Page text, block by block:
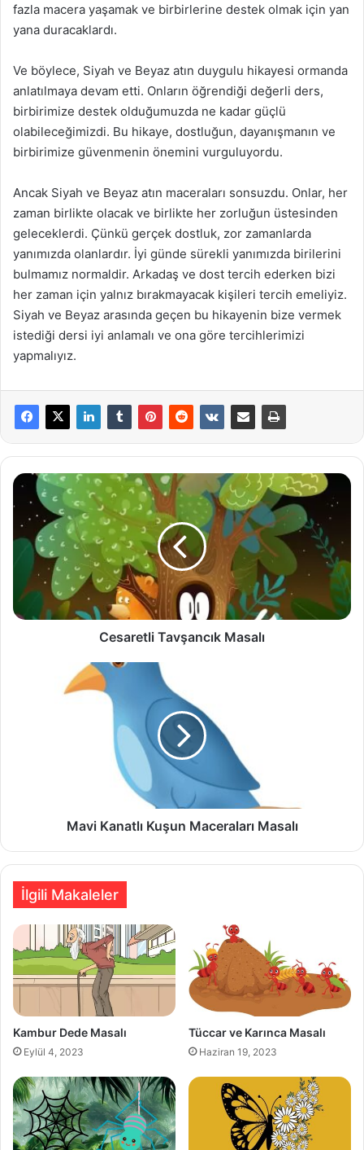
fazla macera yaşamak ve birbirlerine destek olmak için yan
yana duracaklardı.
Ve böylece, Siyah ve Beyaz atın duygulu hikayesi ormanda
anlatılmaya devam etti. Onların öğrendiği değerli ders,
birbirimize destek olduğumuzda ne kadar güçlü
olabileceğimizdi. Bu hikaye, dostluğun, dayanışmanın ve
birbirimize güvenmenin önemini vurguluyordu.
Ancak Siyah ve Beyaz atın maceraları sonsuzdu. Onlar, her
zaman birlikte olacak ve birlikte her zorluğun üstesinden
geleceklerdi. Çünkü gerçek dostluk, zor zamanlarda
yanımızda olanlardır. İyi günde sürekli yanımızda birilerini
bulmamız normaldir. Arkadaş ve dost tercih ederken bizi
her zaman için yalnız bırakmayacak kişileri tercih emeliyiz.
Siyah ve Beyaz arasında geçen bu hikayenin bize vermek
istediği dersi iyi anlamalı ve ona göre tercihlerimizi
yapmalıyız.
Cesaretli
Tavşancık
Masalı
Cesaretli Tavşancık Masalı
Mavi Kanatlı Kuşun Maceraları Masalı
İlgili Makaleler
Kambur Dede Masalı
Eylül 4, 2023
Tüccar ve Karınca Masalı
Haziran 19, 2023